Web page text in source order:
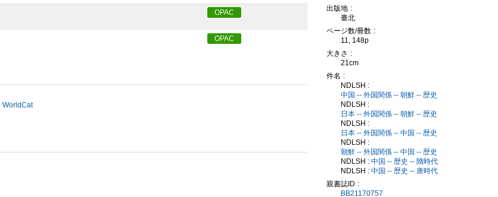
OPAC
OPAC
WorldCat
出版地
臺北
ページ数/冊数
11, 148p
大きさ
21cm
件名
NDLSH :
中国 -- 外国関係 -- 朝鮮 -- 歴史
NDLSH :
日本 -- 外国関係 -- 朝鮮 -- 歴史
NDLSH :
日本 -- 外国関係 -- 中国 -- 歴史
NDLSH :
朝鮮 -- 外国関係 -- 中国 -- 歴史
NDLSH : 中国 -- 歴史 -- 隋時代
NDLSH : 中国 -- 歴史 -- 唐時代
親書誌ID
BB21170757